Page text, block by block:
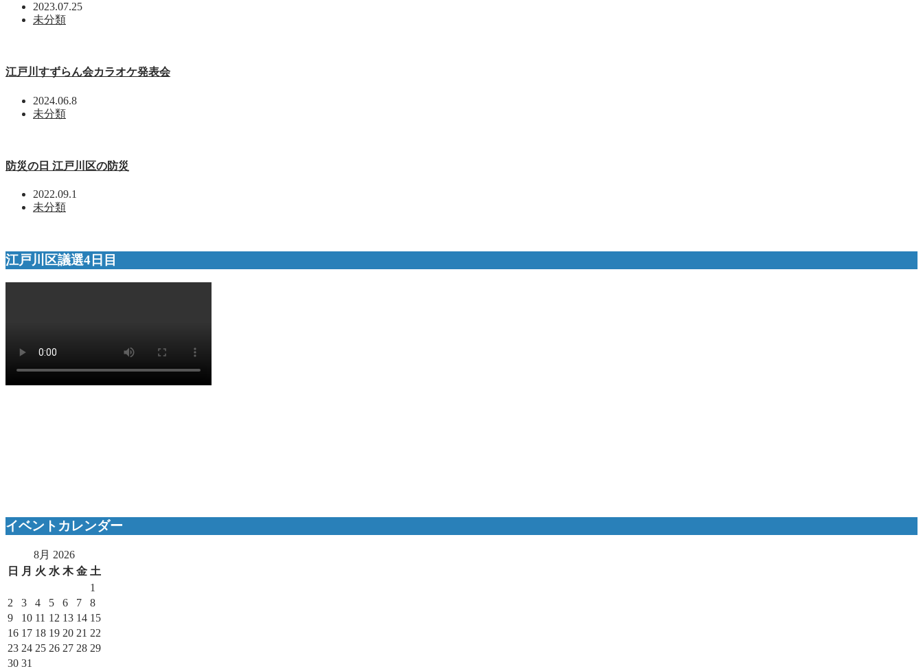
2023.07.25
未分類
江戸川すずらん会カラオケ発表会
2024.06.8
未分類
防災の日 江戸川区の防災
2022.09.1
未分類
江戸川区議選4日目
イベントカレンダー
8月 2026
日
月 火 水 木 金 土
1
2
3 4 5 6 7
8
9
10 11 12 13 14 15
16 17 18 19 20 21 22
23 24 25 26 27 28 29
30 31